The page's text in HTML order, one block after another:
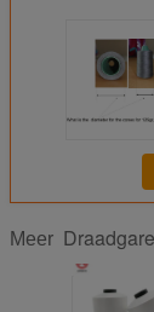
Meer